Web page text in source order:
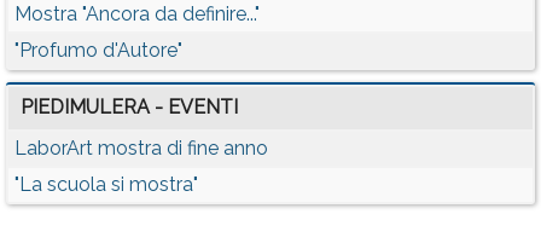
Mostra "Ancora da definire..."
"Profumo d'Autore"
PIEDIMULERA - EVENTI
LaborArt mostra di fine anno
"La scuola si mostra"